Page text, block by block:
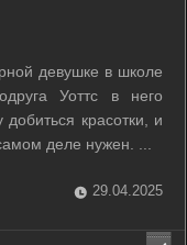
девушке в школе
Уоттс в него
красотки, и
деле нужен. ...
29.04.2025